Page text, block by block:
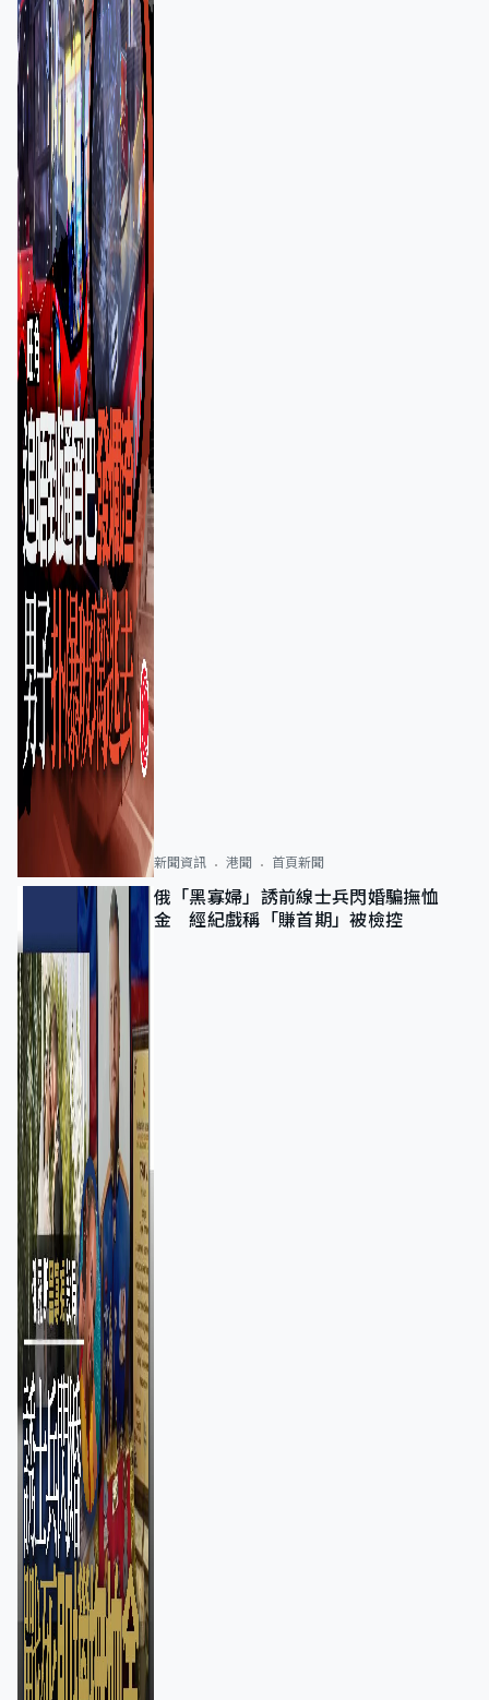
新聞資訊 港聞 首頁新聞
俄「黑寡婦」誘前線士兵閃婚騙撫恤
金 經紀戲稱「賺首期」被檢控